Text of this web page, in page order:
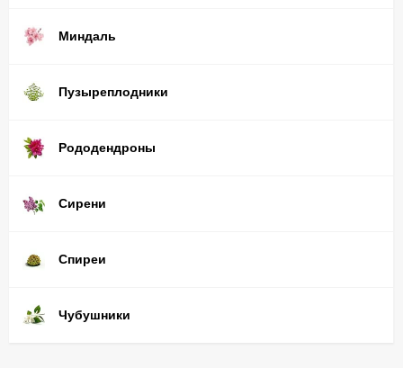
Миндаль
Пузыреплодники
Рододендроны
Сирени
Спиреи
Чубушники